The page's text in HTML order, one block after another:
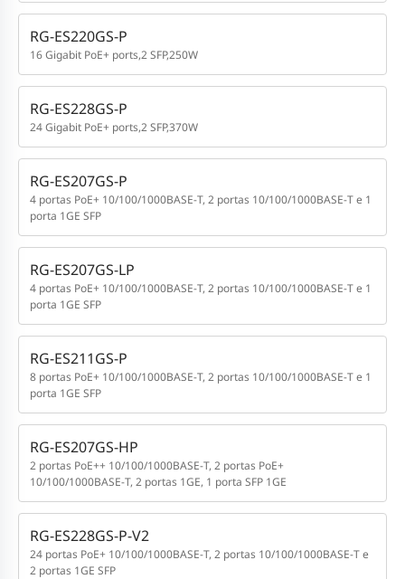
RG-ES220GS-P
16 Gigabit PoE+ ports,2 SFP,250W
RG-ES228GS-P
24 Gigabit PoE+ ports,2 SFP,370W
RG-ES207GS-P
4 portas PoE+ 10/100/1000BASE-T, 2 portas 10/100/1000BASE-T e 1
porta 1GE SFP
RG-ES207GS-LP
4 portas PoE+ 10/100/1000BASE-T, 2 portas 10/100/1000BASE-T e 1
porta 1GE SFP
RG-ES211GS-P
8 portas PoE+ 10/100/1000BASE-T, 2 portas 10/100/1000BASE-T e 1
porta 1GE SFP
RG-ES207GS-HP
2 portas PoE++ 10/100/1000BASE-T, 2 portas PoE+
10/100/1000BASE-T, 2 portas 1GE, 1 porta SFP 1GE
RG-ES228GS-P-V2
24 portas PoE+ 10/100/1000BASE-T, 2 portas 10/100/1000BASE-T e
2 portas 1GE SFP